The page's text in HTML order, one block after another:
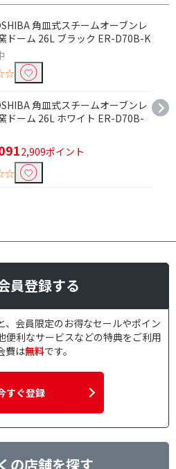
401mm以上
ル除く)で絞り込む
331～351mm未満
む
絞り込む
800～1000W未満
む
り込む
左右背面
角皿式スチームオーブンレ
ドーム 26L ブラック ER-D70B-K
角皿式スチームオーブンレ
ドーム 26L ホワイト ER-D70B-
2,909ポイント
員登録する
会員限定のお得なセールやポイン
便利なサービスなどの特典をご利用
費は無料です。
すぐ登録
の店舗を探す